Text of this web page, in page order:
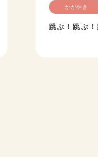
かがやき
跳ぶ！跳ぶ！